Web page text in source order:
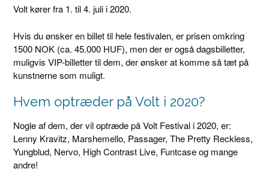
Volt kører fra 1. til 4. juli i 2020.
Hvis du ønsker en billet til hele festivalen, er prisen omkring
1500 NOK (ca. 45.000 HUF), men der er også dagsbilletter,
muligvis VIP-billetter til dem, der ønsker at komme så tæt på
kunstnerne som muligt.
Hvem optræder på Volt i 2020?
Nogle af dem, der vil optræde på Volt Festival i 2020, er:
Lenny Kravitz, Marshemello, Passager, The Pretty Reckless,
Yungblud, Nervo, High Contrast Live, Funtcase og mange
andre!